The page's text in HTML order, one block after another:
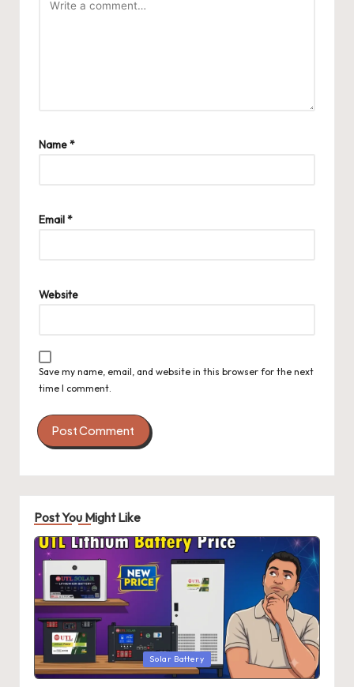
Name*
Email*
Website
Save my name, email, and website in this browser for the next
time I comment.
Post You Might Like
Posted
in
Solar Battery